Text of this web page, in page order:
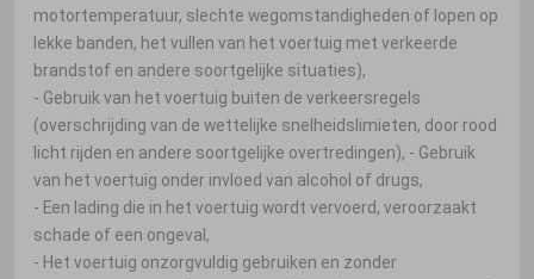
motortemperatuur, slechte wegomstandigheden of lopen op
lekke banden, het vullen van het voertuig met verkeerde
brandstof en andere soortgelijke situaties),
- Gebruik van het voertuig buiten de verkeersregels
(overschrijding van de wettelijke snelheidslimieten, door rood
licht rijden en andere soortgelijke overtredingen), - Gebruik
van het voertuig onder invloed van alcohol of drugs,
- Een lading die in het voertuig wordt vervoerd, veroorzaakt
schade of een ongeval,
- Het voertuig onzorgvuldig gebruiken en zonder